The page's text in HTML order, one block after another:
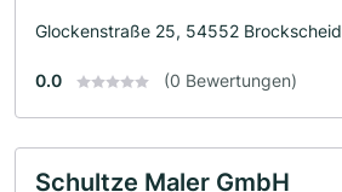
Glockenstraße 25, 54552 Brockscheid
0.0 (0 Bewertungen)
Schultze Maler GmbH